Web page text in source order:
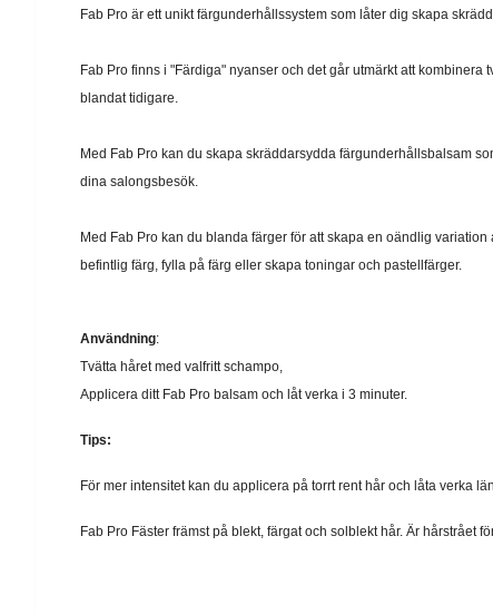
Fab Pro är ett unikt färgunderhållssystem som låter dig skapa
Fab Pro finns i "Färdiga" nyanser och det går utmärkt att
blandat tidigare.
Med Fab Pro kan du skapa skräddarsydda färgunderhållsbalsam
dina salongsbesök.
Med Fab Pro kan du blanda färger för att skapa en oändlig
befintlig färg, fylla på färg eller skapa toningar och pastellfärger.
Användning:
Tvätta håret med valfritt schampo,
Applicera ditt Fab Pro balsam och låt verka i 3 minuter.
Tips:
För mer intensitet kan du applicera på torrt rent hår och låta verka
Fab Pro Fäster främst på blekt, färgat och solblekt hår. Är hårstrået